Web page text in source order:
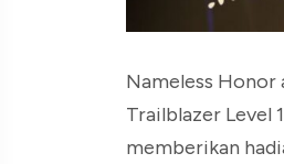
Nameless Honor
Trailblazer Level
memberikan